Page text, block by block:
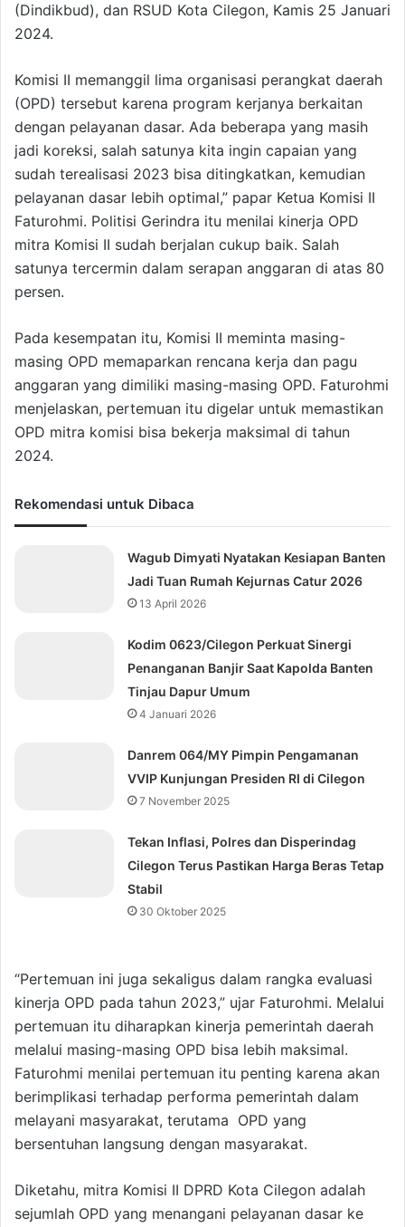
(Dindikbud), dan RSUD Kota Cilegon, Kamis 25 Januari
2024.
Komisi II memanggil lima organisasi perangkat daerah
(OPD) tersebut karena program kerjanya berkaitan
dengan pelayanan dasar. Ada beberapa yang masih
jadi koreksi, salah satunya kita ingin capaian yang
sudah terealisasi 2023 bisa ditingkatkan, kemudian
pelayanan dasar lebih optimal,” papar Ketua Komisi II
Faturohmi. Politisi Gerindra itu menilai kinerja OPD
mitra Komisi II sudah berjalan cukup baik. Salah
satunya tercermin dalam serapan anggaran di atas 80
persen.
Pada kesempatan itu, Komisi II meminta masing-
masing OPD memaparkan rencana kerja dan pagu
anggaran yang dimiliki masing-masing OPD. Faturohmi
menjelaskan, pertemuan itu digelar untuk memastikan
OPD mitra komisi bisa bekerja maksimal di tahun
2024.
Rekomendasi untuk Dibaca
Wagub Dimyati Nyatakan Kesiapan Banten
Jadi Tuan Rumah Kejurnas Catur 2026
13 April 2026
Kodim 0623/Cilegon Perkuat Sinergi
Penanganan Banjir Saat Kapolda Banten
Tinjau Dapur Umum
4 Januari 2026
Danrem 064/MY Pimpin Pengamanan
VVIP Kunjungan Presiden RI di Cilegon
7 November 2025
‎Tekan Inflasi, Polres dan Disperindag
Cilegon Terus Pastikan Harga Beras Tetap
Stabil
30 Oktober 2025
“Pertemuan ini juga sekaligus dalam rangka evaluasi
kinerja OPD pada tahun 2023,” ujar Faturohmi. Melalui
pertemuan itu diharapkan kinerja pemerintah daerah
melalui masing-masing OPD bisa lebih maksimal.
Faturohmi menilai pertemuan itu penting karena akan
berimplikasi terhadap performa pemerintah dalam
melayani masyarakat, terutama OPD yang
bersentuhan langsung dengan masyarakat.
Diketahu, mitra Komisi II DPRD Kota Cilegon adalah
sejumlah OPD yang menangani pelayanan dasar ke